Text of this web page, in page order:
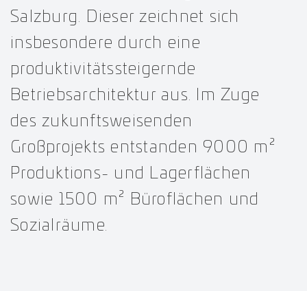
Salzburg. Dieser zeichnet sich
insbesondere durch eine
produktivitätssteigernde
Betriebsarchitektur aus. Im Zuge
des zukunftsweisenden
Großprojekts entstanden 9000 m²
Produktions- und Lagerflächen
sowie 1500 m² Büroflächen und
Sozialräume.